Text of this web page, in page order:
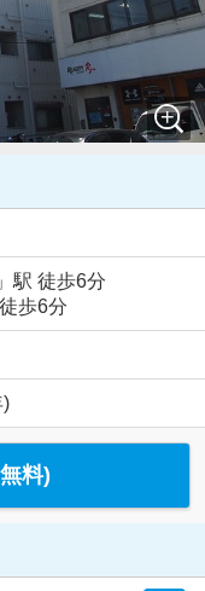
」駅 徒歩6分
歩6分
料)